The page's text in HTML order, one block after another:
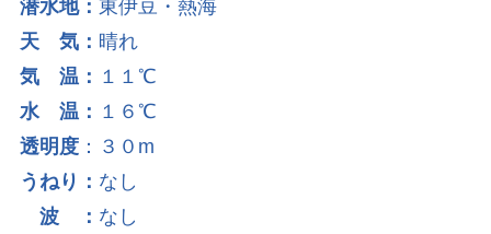
潜水地： 東伊豆・熱海
天 気： 晴れ
気 温： １１℃
水 温： １６℃
透明度：３０m
うねり： なし
波 ： なし